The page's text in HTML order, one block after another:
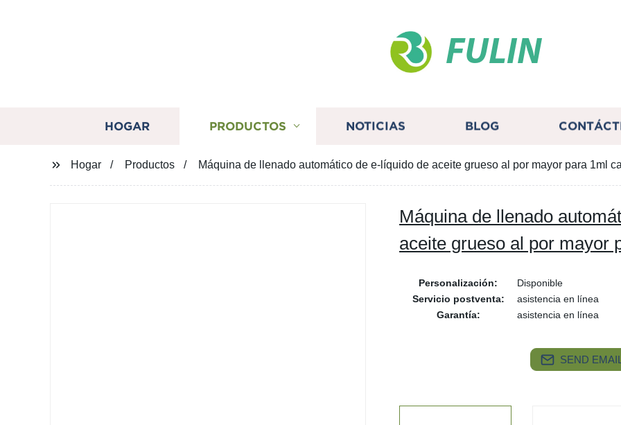
FULIN
HOGAR PRODUCTOS NOTICIAS BLOG
Hogar Productos Máquina de llenado automático de e-líquido de aceite grueso al por mayor para 1ml
Máquina de llenado
aceite grueso al por mayor
Personalización:
Disponible
Servicio postventa:
asistencia en línea
Garantía:
asistencia en línea
SEND